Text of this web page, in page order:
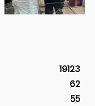
19123
62
55